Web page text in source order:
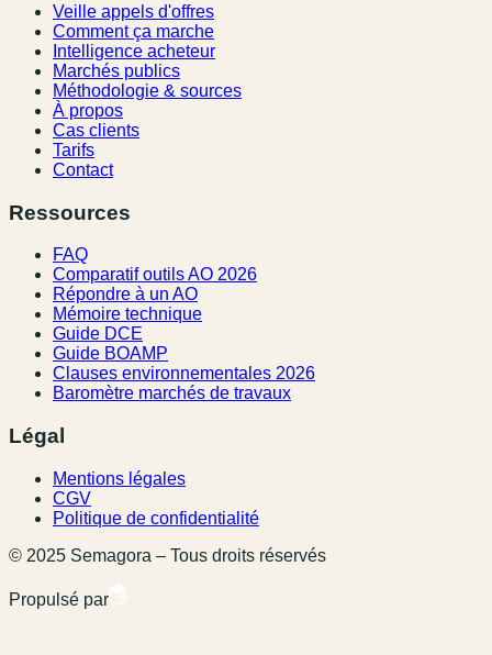
Veille appels d'offres
Comment ça marche
Intelligence acheteur
Marchés publics
Méthodologie & sources
À propos
Cas clients
Tarifs
Contact
Ressources
FAQ
Comparatif outils AO 2026
Répondre à un AO
Mémoire technique
Guide DCE
Guide BOAMP
Clauses environnementales 2026
Baromètre marchés de travaux
Légal
Mentions légales
CGV
Politique de confidentialité
© 2025 Semagora – Tous droits réservés
Propulsé par